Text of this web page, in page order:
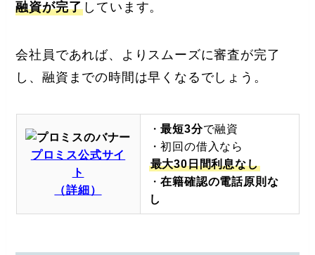
融資が完了 しています。
会社員であれば、よりスムーズに審査が完了
し、融資までの時間は早くなるでしょう。
プロミス公式サイ
ト
（詳細）
・最短3分で融資
・初回の借入なら
最大30日間利息なし
・在籍確認の電話原則な
し